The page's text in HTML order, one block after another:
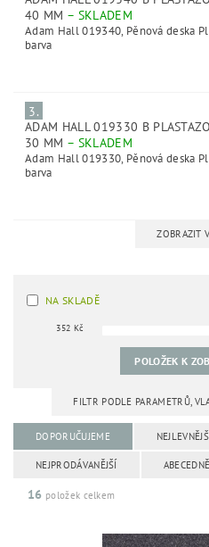
40 MM – SKLADEM
Adam Hall 019340, Pěnová deska
barva
3.
ADAM HALL 019330 B
30 MM – SKLADEM
Adam Hall 019330, Pěnová deska
barva
ZOBRAZIT
NA SKLADĚ
352 Kč
POLOŽEK K
FILTR PODLE PARAMETRŮ,
DOPORUČUJEME
NEJPRODÁVANĚJŠÍ ABECEDNĚ
16 položek celkem